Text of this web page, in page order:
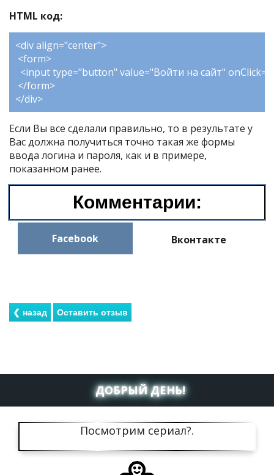
HTML код:
<div align="center">
<form>
<input type="button" value="Войти на сайт"
</form>
</div>
Если Вы все сделали правильно, то в результате у
Вас должна получиться точно такая же формы
ввода логина и пароля, как и в примере,
показанном ранее.
Комментарии:
Facebook Вконтакте
ДОБРЫЙ ДЕНЬ!
Посмотрим сериал?.